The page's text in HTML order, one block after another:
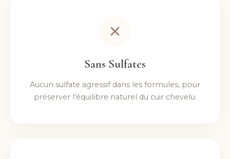
Sans Sulfates
Aucun sulfate agressif dans les formules, pour
préserver l'équilibre naturel du cuir chevelu.